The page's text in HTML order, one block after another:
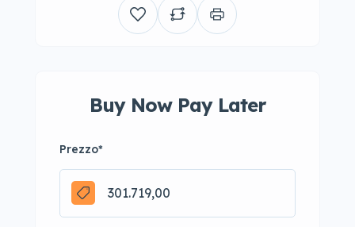
Buy Now Pay Later
Prezzo*